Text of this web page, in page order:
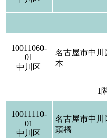
10011060-
01
中川区
名古屋市中川
本
1
10011110-
01
中川区
名古屋市中川
頭橋